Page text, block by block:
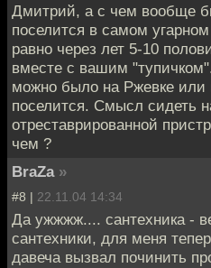
Дмитрий, а с чем вообще
поселится в самом
равно через лет 5-10
вместе с вашим
можно было на Ржевке или
поселится. Смысл сидеть
отреставрированной
чем ?
BraZa »
#8 | 22.11.04 14:34
Да ужжжж.... сантехника -
сантехники, для меня
давеча вызвал починить